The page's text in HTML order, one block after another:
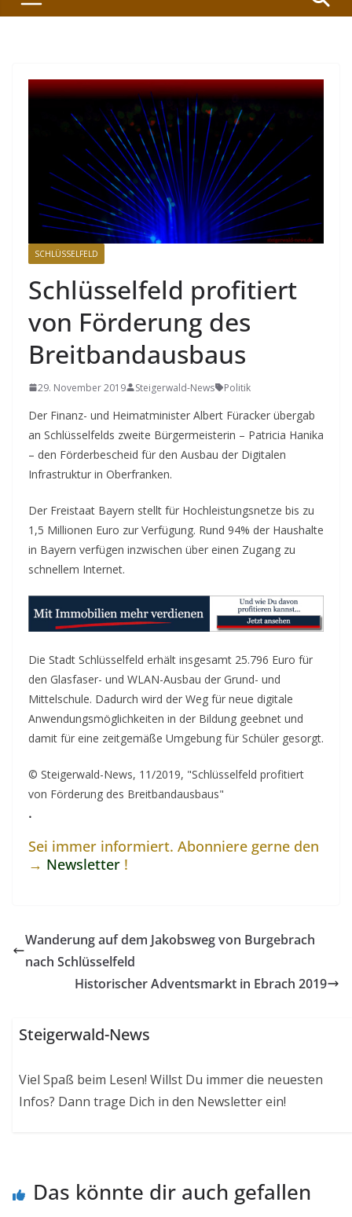
SCHLÜSSELFELD
Schlüsselfeld profitiert
von Förderung des
Breitbandausbaus
29. November 2019 Steigerwald-News Politik
Der Finanz- und Heimatminister Albert Füracker übergab
an Schlüsselfelds zweite Bürgermeisterin – Patricia Hanika
– den Förderbescheid für den Ausbau der Digitalen
Infrastruktur in Oberfranken.
Der Freistaat Bayern stellt für Hochleistungsnetze bis zu
1,5 Millionen Euro zur Verfügung. Rund 94% der Haushalte
in Bayern verfügen inzwischen über einen Zugang zu
schnellem Internet.
Die Stadt Schlüsselfeld erhält insgesamt 25.796 Euro für
den Glasfaser- und WLAN-Ausbau der Grund- und
Mittelschule. Dadurch wird der Weg für neue digitale
Anwendungsmöglichkeiten in der Bildung geebnet und
damit für eine zeitgemäße Umgebung für Schüler gesorgt.
© Steigerwald-News, 11/2019, "Schlüsselfeld profitiert
von Förderung des Breitbandausbaus"
.
Sei immer informiert. Abonniere gerne den
→ Newsletter !
Wanderung auf dem Jakobsweg von Burgebrach
nach Schlüsselfeld
Historischer Adventsmarkt in Ebrach 2019
Steigerwald-News
Viel Spaß beim Lesen! Willst Du immer die neuesten
Infos? Dann trage Dich in den Newsletter ein!
Das könnte dir auch gefallen